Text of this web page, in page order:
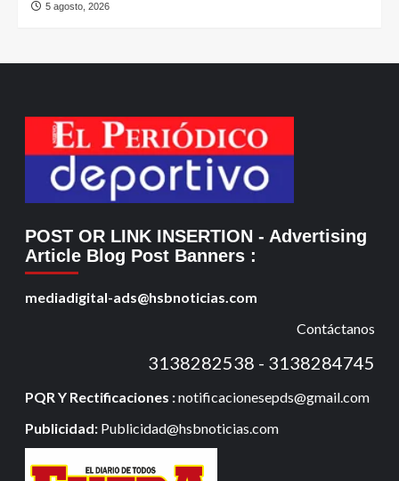
5 agosto, 2026
POST OR LINK INSERTION - Advertising
Article Blog Post Banners :
mediadigital-ads@hsbnoticias.com
Contáctanos
3138282538 - 3138284745
PQR Y Rectificaciones :notificacionesepds@gmail.com
Publicidad: Publicidad@hsbnoticias.com